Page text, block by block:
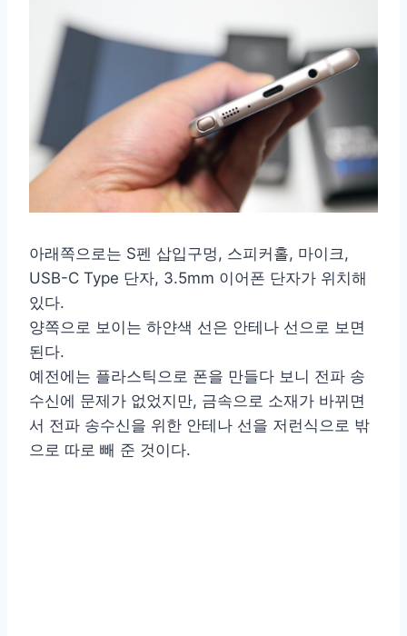
아래쪽으로는 S펜 삽입구멍, 스피커홀, 마이크,
USB-C Type 단자, 3.5mm 이어폰 단자가 위치해
있다.
양쪽으로 보이는 하얀색 선은 안테나 선으로 보면
된다.
예전에는 플라스틱으로 폰을 만들다 보니 전파 송
수신에 문제가 없었지만, 금속으로 소재가 바뀌면
서 전파 송수신을 위한 안테나 선을 저런식으로 밖
으로 따로 빼 준 것이다.